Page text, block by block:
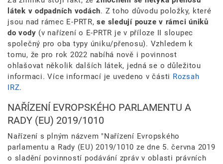
látek v odpadních vodách. Z toho důvodu položky, které
jsou nad rámec E-PRTR,se sledují pouze v rámci úniků
do vody (v nařízení o E-PRTR je v příloze II sloupec
společný pro oba typy úniku/přenosu). Vzhledem k
tomu, že pro rok 2022 nabíhá nově i povinnost
ohlašovat několik dalších látek, jedná se o důležitou
informaci. Více informací je uvedeno v části Rozsah
IRZ.
NAŘÍZENÍ EVROPSKÉHO PARLAMENTU A
RADY (EU) 2019/1010
Nařízení s plným názvem "Nařízení Evropského
parlamentu a Rady (EU) 2019/1010 ze dne 5. června 2019
o sladění povinností podávání zpráv v oblasti právních